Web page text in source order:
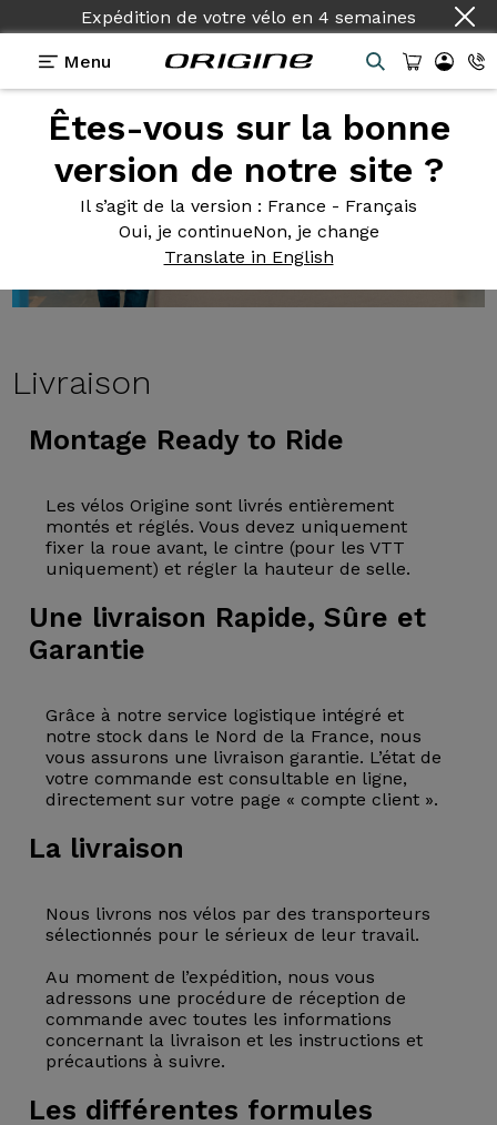
Expédition de votre vélo en 4 semaines
Menu
Êtes-vous sur la bonne
version de notre site ?
Il s’agit de la version : France - Français
Oui, je continueNon, je change
Translate in English
Livraison
Montage Ready to Ride
Les vélos Origine sont livrés entièrement
montés et réglés. Vous devez uniquement
fixer la roue avant, le cintre (pour les VTT
uniquement) et régler la hauteur de selle.
Une livraison Rapide, Sûre et
Garantie
Grâce à notre service logistique intégré et
notre stock dans le Nord de la France, nous
vous assurons une livraison garantie. L’état de
votre commande est consultable en ligne,
directement sur votre page « compte client ».
La livraison
Nous livrons nos vélos par des transporteurs
sélectionnés pour le sérieux de leur travail.
Au moment de l’expédition, nous vous
adressons une procédure de réception de
commande avec toutes les informations
concernant la livraison et les instructions et
précautions à suivre.
Les différentes formules